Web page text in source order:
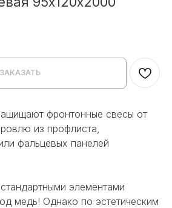
ЗАКАЗАТЬ
фронтонные свесы от
из профлиста,
фальцевых панелей
элементами
медь! Однако по эстетическим